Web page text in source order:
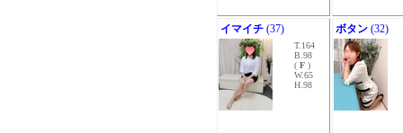
イマイチ (37)
T.164
B.98
( F )
W.65
H.98
ボタン (32)